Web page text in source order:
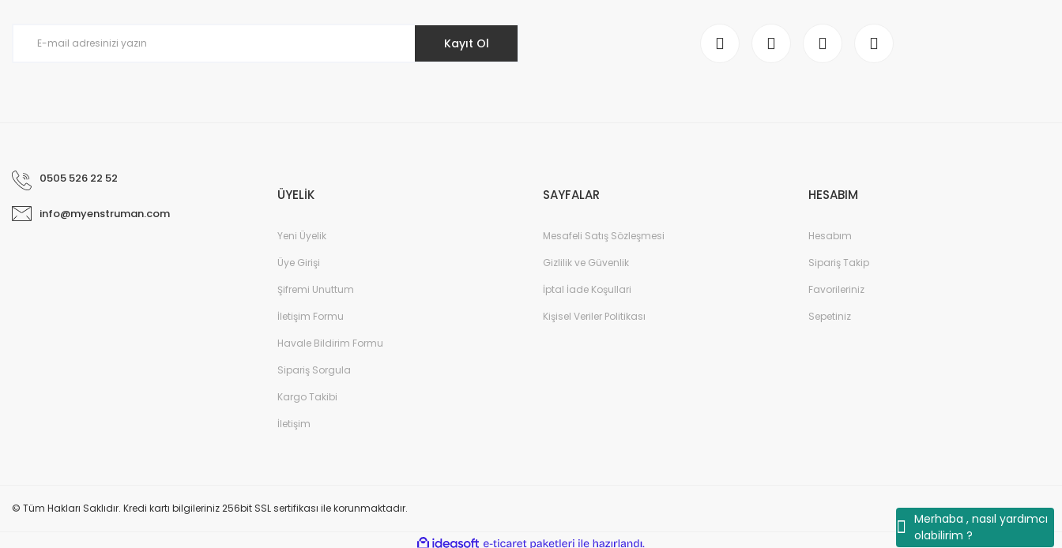
Merhaba , nasıl yardımcı
olabilirim ?
Kayıt Ol
0505 526 22 52
info@myenstruman.com
ÜYELİK
Yeni Üyelik
Üye Girişi
Şifremi Unuttum
İletişim Formu
Havale Bildirim Formu
Sipariş Sorgula
Kargo Takibi
İletişim
SAYFALAR
Mesafeli Satış Sözleşmesi
Gizlilik ve Güvenlik
İptal İade Koşullari
Kişisel Veriler Politikası
HESABIM
Hesabım
Sipariş Takip
Favorileriniz
Sepetiniz
© Tüm Hakları Saklıdır. Kredi kartı bilgileriniz 256bit SSL sertifikası ile korunmaktadır.
ideasoft e-